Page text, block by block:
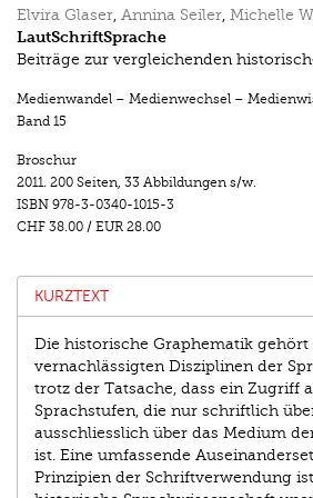
Elvira Glaser, Annina Seiler, Michelle
LautSchriftSprache
Beiträge zur vergleichenden
Medienwandel – Medienwechsel –
Band 15
Broschur
2011. 200 Seiten, 33 Abbildungen s/w.
ISBN 978-3-0340-1015-3
CHF 38.00 / EUR 28.00
KURZTEXT
Die historische Graphematik gehört
vernachlässigten Disziplinen der
trotz der Tatsache, dass ein Zugriff
Sprachstufen, die nur schriftlich
ausschliesslich über das Medium
ist. Eine umfassende
Prinzipien der Schriftverwendung